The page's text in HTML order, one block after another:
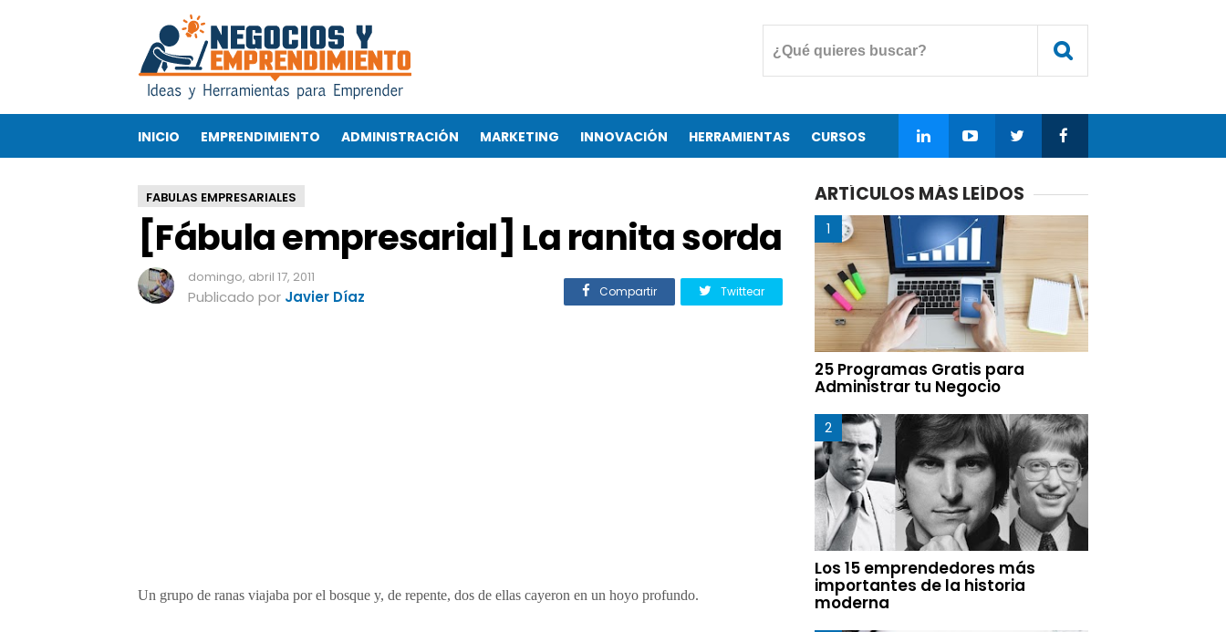
á
a
e
m
p
a
r
INICIO EMPRENDIMIENTO ADMINISTRACIÓN MARKETING INNOVACIÓN HERRAMIENTAS CURSOS
FABULAS EMPRESARIALES
[Fábula empresarial] La ranita sorda
domingo, abril 17, 2011
Publicado por Javier Díaz Compartir Twittear
Un grupo de ranas viajaba por el bosque y, de repente, dos de ellas cayeron en un hoyo profundo.
ARTÍCULOS MÁS LEÍDOS
25 Programas Gratis para
Administrar tu Negocio
Los 15 emprendedores más
importantes de la historia
moderna